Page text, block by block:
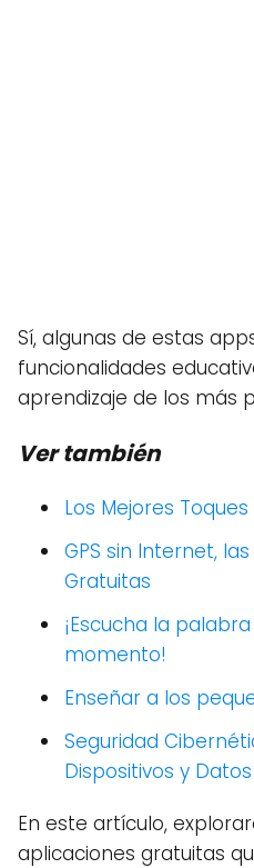
Sí, algunas de estas
funcionalidades
aprendizaje de los más
Ver también
Los Mejores
GPS sin Internet,
Gratuitas
¡Escucha la
momento!
Enseñar a los
Seguridad
Dispositivos y Datos
En este artículo,
aplicaciones gratuitas